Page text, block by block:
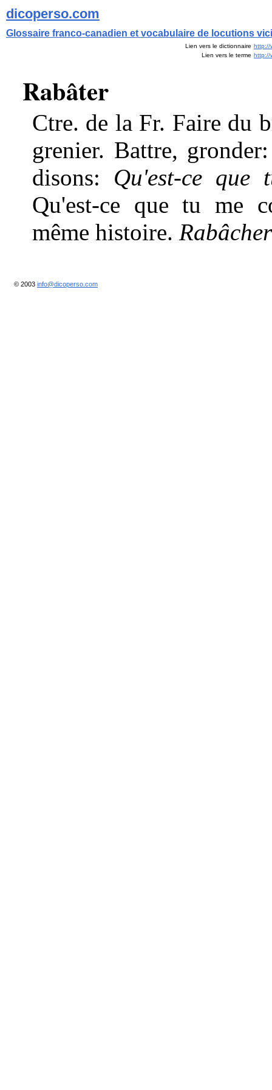
dicoperso.com
Glossaire franco-canadien et vocabulaire de locutions
Lien vers le dictionnaire http://
Lien vers le terme http://
Rabâter
Ctre. de la Fr. Faire du
grenier. Battre,
disons: Qu'est-ce que
Qu'est-ce que tu me
même histoire. Rabâcher
© 2003 info@dicoperso.com